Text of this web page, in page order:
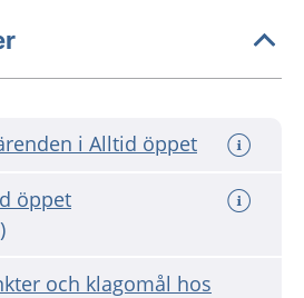
i Alltid öppet
öppet
och klagomål hos